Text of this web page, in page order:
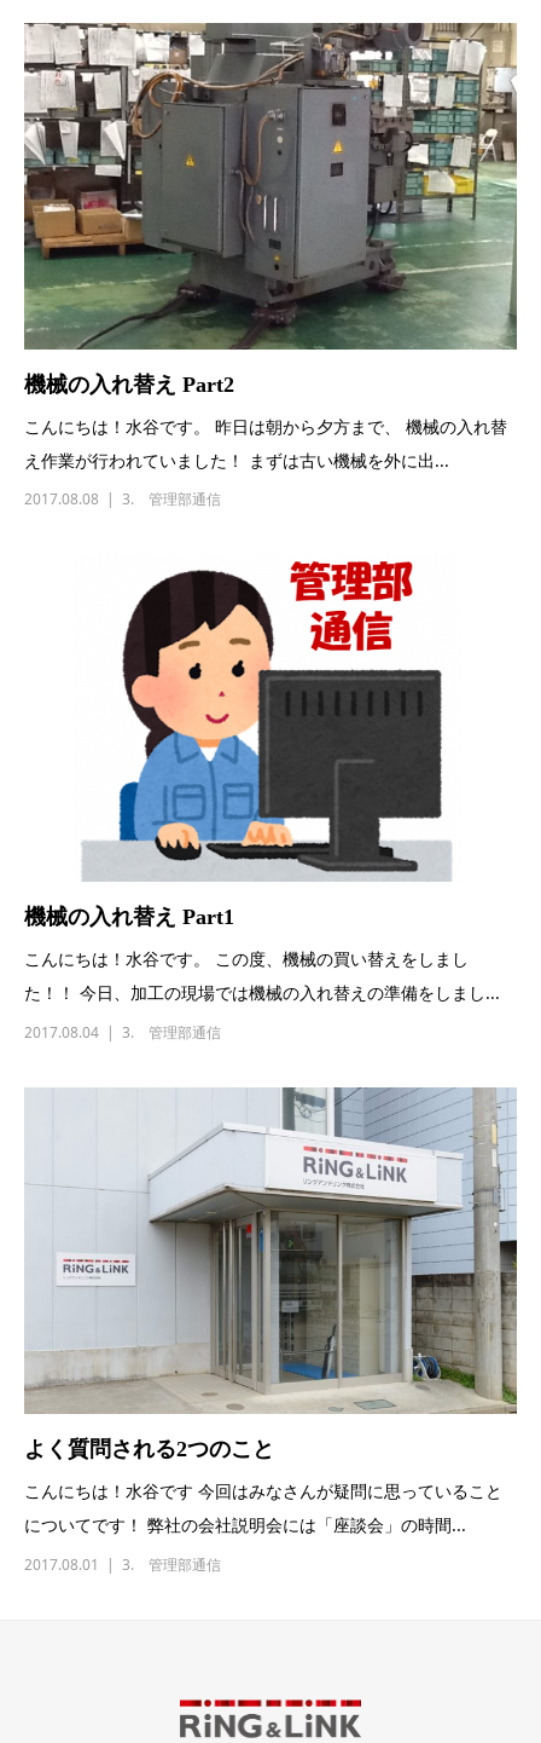
機械の入れ替え Part2
こんにちは！水谷です。 昨日は朝から夕方まで、 機械の入れ替
え作業が行われていました！ まずは古い機械を外に出...
2017.08.08 3. 管理部通信
機械の入れ替え Part1
こんにちは！水谷です。 この度、機械の買い替えをしまし
た！！ 今日、加工の現場では機械の入れ替えの準備をしまし...
2017.08.04 3. 管理部通信
よく質問される2つのこと
こんにちは！水谷です 今回はみなさんが疑問に思っていること
についてです！ 弊社の会社説明会には「座談会」の時間...
2017.08.01 3. 管理部通信